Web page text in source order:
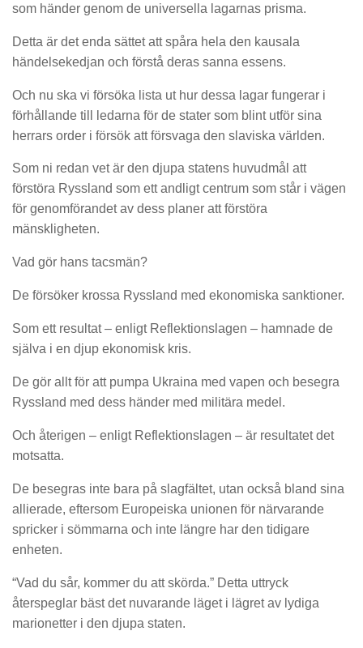
som händer genom de universella lagarnas prisma.
Detta är det enda sättet att spåra hela den kausala
händelsekedjan och förstå deras sanna essens.
Och nu ska vi försöka lista ut hur dessa lagar fungerar i
förhållande till ledarna för de stater som blint utför sina
herrars order i försök att försvaga den slaviska världen.
Som ni redan vet är den djupa statens huvudmål att
förstöra Ryssland som ett andligt centrum som står i vägen
för genomförandet av dess planer att förstöra
mänskligheten.
Vad gör hans tacsmän?
De försöker krossa Ryssland med ekonomiska sanktioner.
Som ett resultat – enligt Reflektionslagen – hamnade de
själva i en djup ekonomisk kris.
De gör allt för att pumpa Ukraina med vapen och besegra
Ryssland med dess händer med militära medel.
Och återigen – enligt Reflektionslagen – är resultatet det
motsatta.
De besegras inte bara på slagfältet, utan också bland sina
allierade, eftersom Europeiska unionen för närvarande
spricker i sömmarna och inte längre har den tidigare
enheten.
“Vad du sår, kommer du att skörda.” Detta uttryck
återspeglar bäst det nuvarande läget i lägret av lydiga
marionetter i den djupa staten.